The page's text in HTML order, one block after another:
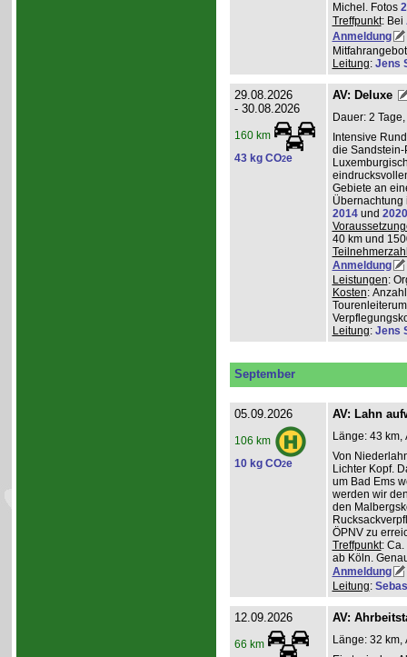
Michel. Fotos
Treffpunkt: Bei
Anmeldung
Leitung: Jens
29.08.2026
- 30.08.2026
160 km
43 kg CO2e
AV: Deluxe
Dauer: 2
Intensive
die
Gebiete an
Übernachtung
2014und 2020
40 km und
Anmeldung
Leistungen:
Kosten:
Leitung: Jens
September
05.09.2026
106 km
10 kg CO2e
AV: Lahn
Länge: 43 km,
Von
Lichter Kopf.
um Bad Ems
werden wir
den
ÖPNV zu
Treffpunkt: Ca.
ab Köln.
Anmeldung
Leitung:
12.09.2026
66 km
AV:
Länge: 32 km,